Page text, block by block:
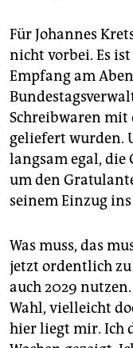
Für Johannes
nicht vorbei. Es
Empfang am
Schreibwaren mit
geliefert wurden.
langsam egal, die
um den
seinem Einzug
Was muss, das
jetzt ordentlich
auch 2029
Wahl, vielleicht
hier liegt mir. Ich